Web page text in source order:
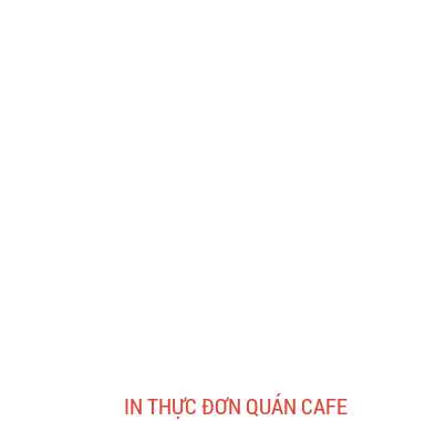
IN THỰC ĐƠN QUÁN CAFE